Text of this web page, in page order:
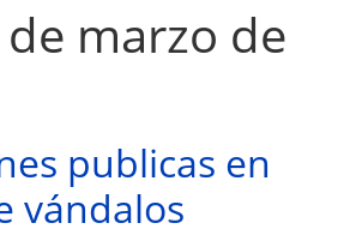
marzo de
publicas en
vándalos